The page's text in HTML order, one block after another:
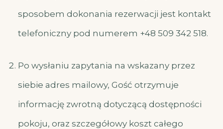
sposobem dokonania rezerwacji jest kontakt
telefoniczny pod numerem +48 509 342 518.
Po wysłaniu zapytania na wskazany przez
siebie adres mailowy, Gość otrzymuje
informację zwrotną dotyczącą dostępności
pokoju, oraz szczegółowy koszt całego